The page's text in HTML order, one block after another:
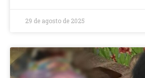
29 de agosto de 2025